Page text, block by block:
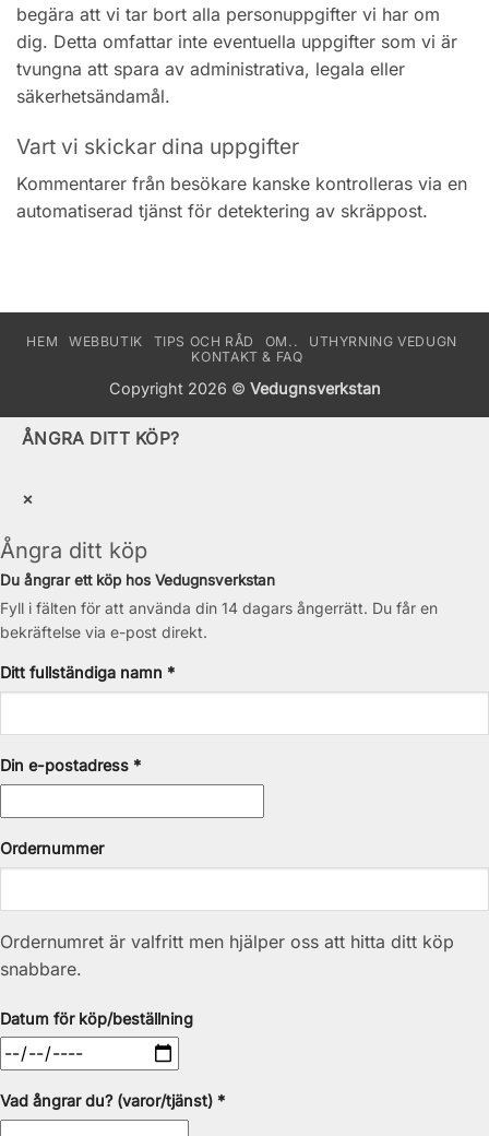
begära att vi tar bort alla personuppgifter vi har om
dig. Detta omfattar inte eventuella uppgifter som vi är
tvungna att spara av administrativa, legala eller
säkerhetsändamål.
Vart vi skickar dina uppgifter
Kommentarer från besökare kanske kontrolleras via en
automatiserad tjänst för detektering av skräppost.
HEM WEBBUTIK TIPS OCH RÅD OM..
UTHYRNING VEDUGN
KONTAKT & FAQ
Copyright 2026 © Vedugnsverkstan
ÅNGRA DITT KÖP?
×
Ångra ditt köp
Du ångrar ett köp hos Vedugnsverkstan
Fyll i fälten för att använda din 14 dagars ångerrätt. Du får en
bekräftelse via e-post direkt.
Ditt fullständiga namn *
Din e-postadress *
Ordernummer
Ordernumret är valfritt men hjälper oss att hitta ditt köp
snabbare.
Datum för köp/beställning
Vad ångrar du? (varor/tjänst) *